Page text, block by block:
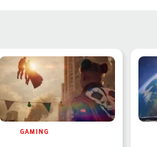
GAMING